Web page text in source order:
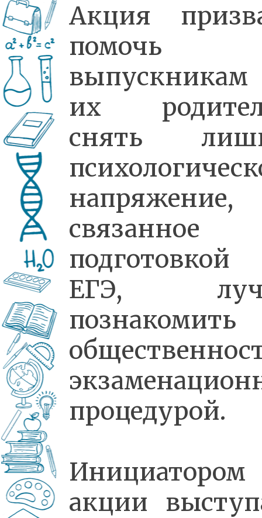
Акция
помочь
их
снять
напряжение,
ЕГЭ,
познакомить
процедурой.
Инициатором
акции